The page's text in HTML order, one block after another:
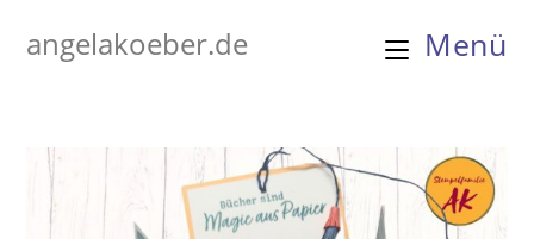
Inhaltangelakoeber.de Menü